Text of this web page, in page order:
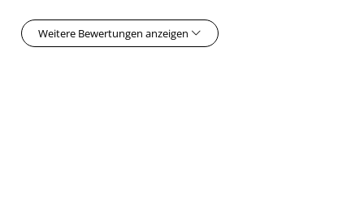
Weitere Bewertungen anzeigen